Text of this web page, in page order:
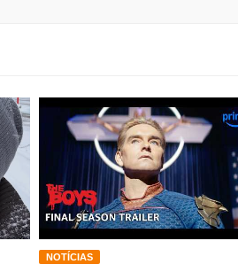
NOTÍCIAS